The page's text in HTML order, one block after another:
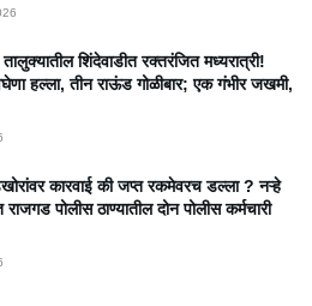
शिंदेवाडीत रक्तरंजित मध्यरात्री!
हल्ला, तीन राऊंड गोळीबार; एक गंभीर जखमी,
कारवाई की जप्त रकमेवरच डल्ला ? नऱ्हे
पोलीस ठाण्यातील दोन पोलीस कर्मचारी